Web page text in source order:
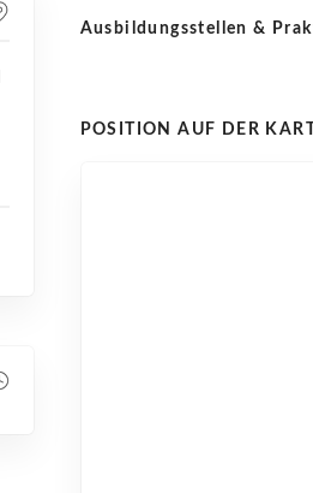
Ausbildungsstellen &
POSITION AUF DER